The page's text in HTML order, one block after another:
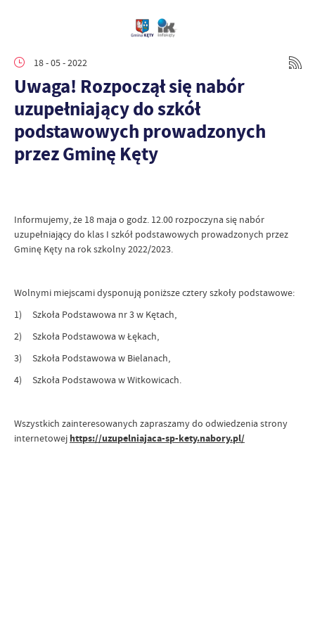
18 - 05 - 2022
Uwaga! Rozpoczął się nabór
uzupełniający do szkół
podstawowych prowadzonych
przez Gminę Kęty
Informujemy, że 18 maja o godz. 12.00 rozpoczyna się nabór
uzupełniający do klas I szkół podstawowych prowadzonych przez
Gminę Kęty na rok szkolny 2022/2023.
Wolnymi miejscami dysponują poniższe cztery szkoły podstawowe:
1) Szkoła Podstawowa nr 3 w Kętach,
2) Szkoła Podstawowa w Łękach,
3) Szkoła Podstawowa w Bielanach,
4) Szkoła Podstawowa w Witkowicach.
Wszystkich zainteresowanych zapraszamy do odwiedzenia strony
internetowej https://uzupelniajaca-sp-kety.nabory.pl/